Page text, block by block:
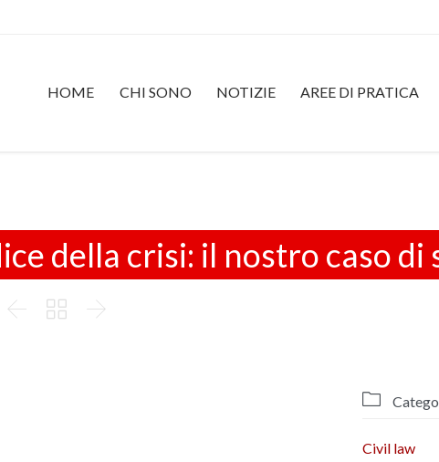
HOME CHI SONO NOTIZIE AREE DI PRATICA
della crisi: il nostro caso di
  

Civil law